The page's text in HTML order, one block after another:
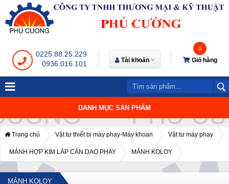
0225.88.25.229
0936.016.101
Tài khoản
0
Giỏ hàng
DANH MỤC SẢN PHẨM
Trang chủ Vật tư thiết bị máy phay-Máy khoan Vật tư máy phay
MẢNH HỢP KIM LẮP CÁN DAO PHAY MẢNH KOLOY
MẢNH KOLOY